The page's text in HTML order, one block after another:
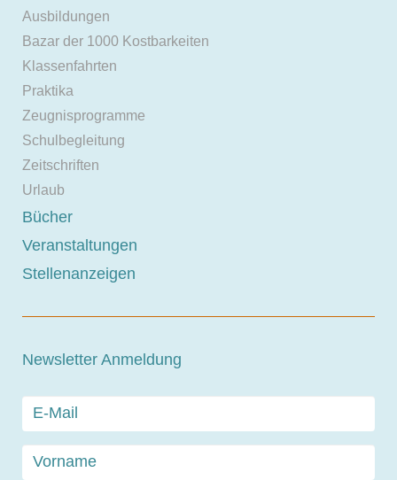
Ausbildungen
Bazar der 1000 Kostbarkeiten
Klassenfahrten
Praktika
Zeugnisprogramme
Schulbegleitung
Zeitschriften
Urlaub
Bücher
Veranstaltungen
Stellenanzeigen
Newsletter Anmeldung